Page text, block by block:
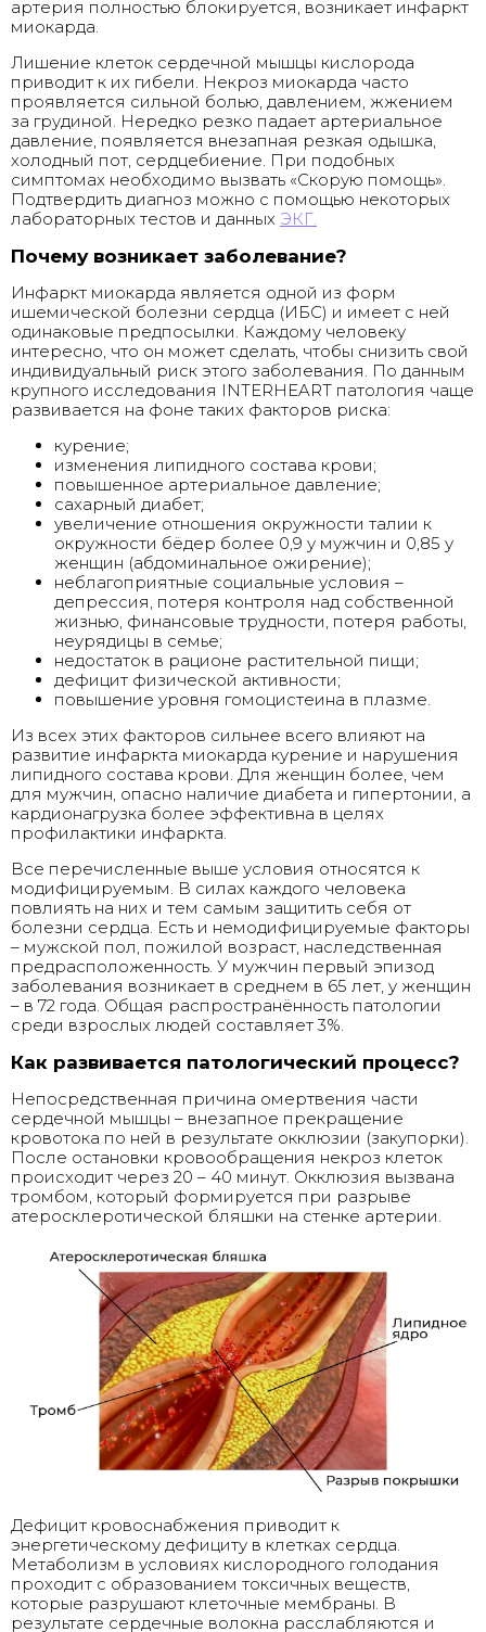
артерия полностью блокируется, возникает инфаркт
миокарда.
Лишение клеток сердечной мышцы кислорода
приводит к их гибели. Некроз миокарда часто
проявляется сильной болью, давлением, жжением
за грудиной. Нередко резко падает артериальное
давление, появляется внезапная резкая одышка,
холодный пот, сердцебиение. При подобных
симптомах необходимо вызвать «Скорую помощь».
Подтвердить диагноз можно с помощью некоторых
лабораторных тестов и данных ЭКГ
Почему возникает заболевание?
Инфаркт миокарда является одной из форм
ишемической болезни сердца (ИБС) и имеет с ней
одинаковые предпосылки. Каждому человеку
интересно, что он может сделать, чтобы снизить свой
индивидуальный риск этого заболевания. По данным
крупного исследования INTERHEART патология чаще
развивается на фоне таких факторов риска:
курение;
изменения липидного состава крови;
повышенное артериальное давление;
сахарный диабет;
увеличение отношения окружности талии к
окружности бёдер более 0,9 у мужчин и 0,85 у
женщин (абдоминальное ожирение);
неблагоприятные социальные условия –
депрессия, потеря контроля над собственной
жизнью, финансовые трудности, потеря работы,
неурядицы в семье;
недостаток в рационе растительной пищи;
дефицит физической активности;
повышение уровня гомоцистеина в плазме.
Из всех этих факторов сильнее всего влияют на
развитие инфаркта миокарда курение и нарушения
липидного состава крови. Для женщин более, чем
для мужчин, опасно наличие диабета и гипертонии, а
кардионагрузка более эффективна в целях
профилактики инфаркта.
Все перечисленные выше условия относятся к
модифицируемым. В силах каждого человека
повлиять на них и тем самым защитить себя от
болезни сердца. Есть и немодифицируемые факторы
– мужской пол, пожилой возраст, наследственная
предрасположенность. У мужчин первый эпизод
заболевания возникает в среднем в 65 лет, у женщин
– в 72 года. Общая распространённость патологии
среди взрослых людей составляет 3%.
Как развивается патологический процесс?
Непосредственная причина омертвения части
сердечной мышцы – внезапное прекращение
кровотока по ней в результате окклюзии (закупорки).
После остановки кровообращения некроз клеток
происходит через 20 – 40 минут. Окклюзия вызвана
тромбом, который формируется при разрыве
атеросклеротической бляшки на стенке артерии.
Дефицит кровоснабжения приводит к
энергетическому дефициту в клетках сердца.
Метаболизм в условиях кислородного голодания
проходит с образованием токсичных веществ,
которые разрушают клеточные мембраны. В
результате сердечные волокна расслабляются и